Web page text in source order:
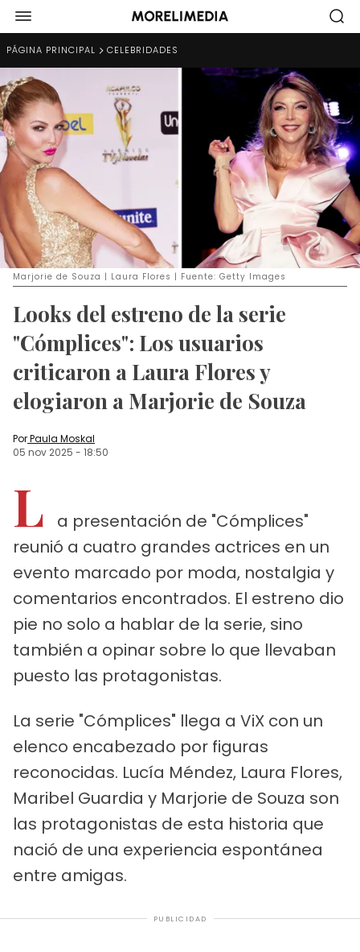
PÁGINA PRINCIPAL CELEBRIDADES
Marjorie de Souza | Laura Flores | Fuente: Getty Images
Looks del estreno de la serie
"Cómplices": Los usuarios
criticaron a Laura Flores y
elogiaron a Marjorie de Souza
PorPaula Moskal
05 nov 2025 - 18:50
L
a presentación de "Cómplices"
reunió a cuatro grandes actrices en un
evento marcado por moda, nostalgia y
comentarios encontrados. El estreno dio
pie no solo a hablar de la serie, sino
también a opinar sobre lo que llevaban
puesto las protagonistas.
La serie "Cómplices" llega a ViX con un
elenco encabezado por figuras
reconocidas. Lucía Méndez, Laura Flores,
Maribel Guardia y Marjorie de Souza son
las protagonistas de esta historia que
nació de una experiencia espontánea
entre amigas.
PUBLICIDAD